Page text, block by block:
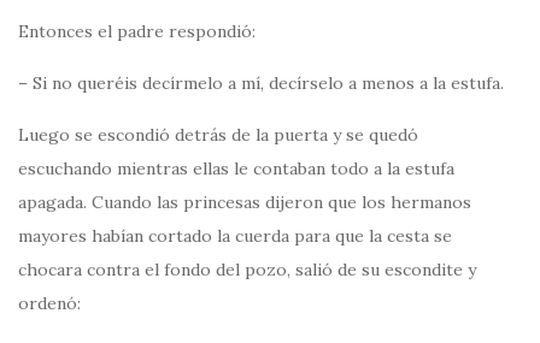
Entonces el padre respondió:
– Si no queréis decírmelo a mí, decírselo a menos a la estufa.
Luego se escondió detrás de la puerta y se quedó
escuchando mientras ellas le contaban todo a la estufa
apagada. Cuando las princesas dijeron que los hermanos
mayores habían cortado la cuerda para que la cesta se
chocara contra el fondo del pozo, salió de su escondite y
ordenó: